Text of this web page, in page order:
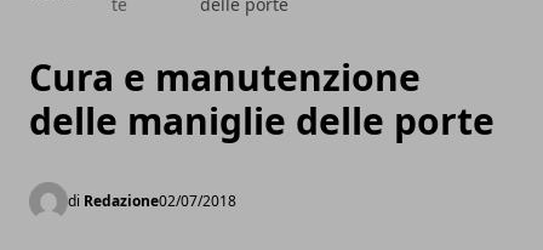
Cura e manutenzione
delle maniglie delle porte
di Redazione02/07/2018